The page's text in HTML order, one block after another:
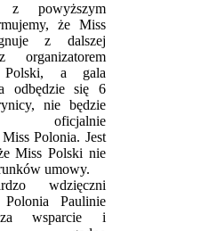
powyższym
że Miss
z dalszej
organizatorem
Polski, a gala
odbędzie się 6
nie będzie
oficjalnie
Polonia. Jest
Miss Polski nie
umowy.
wdzięczni
Paulinie
za wsparcie i